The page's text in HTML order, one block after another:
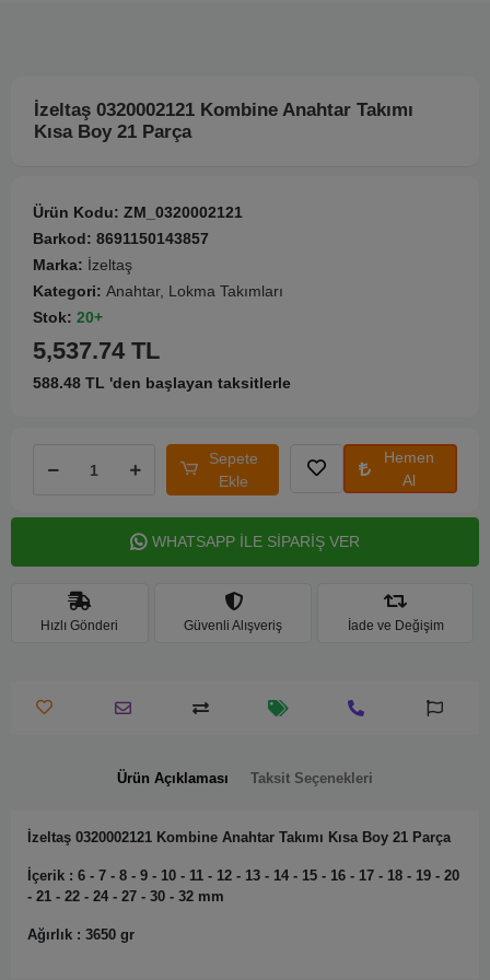
İzeltaş 0320002121 Kombine Anahtar Takımı
Kısa Boy 21 Parça
Ürün Kodu: ZM_0320002121
Barkod: 8691150143857
Marka: İzeltaş
Kategori: Anahtar, Lokma Takımları
Stok: 20+
5,537.74 TL
588.48 TL 'den başlayan taksitlerle
Sepete
Ekle
Hemen
Al
WHATSAPP İLE SİPARİŞ VER
Hızlı Gönderi Güvenli Alışveriş İade ve Değişim
Ürün Açıklaması Taksit Seçenekleri
İzeltaş 0320002121 Kombine Anahtar Takımı Kısa Boy 21 Parça
İçerik : 6 - 7 - 8 - 9 - 10 - 11 - 12 - 13 - 14 - 15 - 16 - 17 - 18 - 19 - 20
- 21 - 22 - 24 - 27 - 30 - 32 mm
Ağırlık : 3650 gr